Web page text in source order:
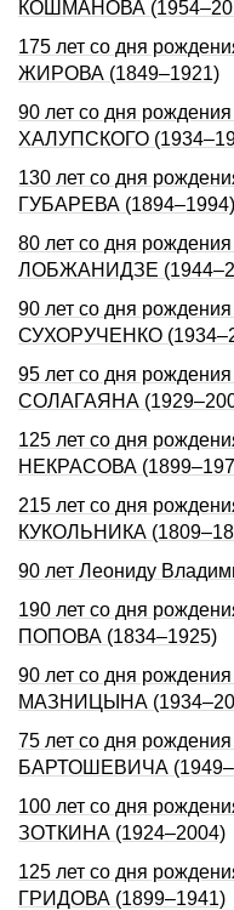
КОШМАНОВА
175 лет со дня
ЖИРОВА (1849–1921)
90 лет со дня
ХАЛУПСКОГО
130 лет со дня
ГУБАРЕВА (1894–1994)
80 лет со дня
ЛОБЖАНИДЗЕ
90 лет со дня
СУХОРУЧЕHКО
95 лет со дня
СОЛАГАЯНА
125 лет со дня
НЕКРАСОВА
215 лет со дня
КУКОЛЬНИКА
90 лет Леониду
190 лет со дня
ПОПОВА (1834–1925)
90 лет со дня
МАЗНИЦЫНА
75 лет со дня
БАРТОШЕВИЧА
100 лет со дня
ЗОТКИНА (1924–2004)
125 лет со дня
ГРИДОВА (1899–1941)